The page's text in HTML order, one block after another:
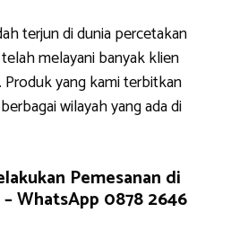
terjun di dunia percetakan
melayani banyak klien
Produk yang kami terbitkan
wilayah yang ada di
Pemesanan di
WhatsApp 0878 2646